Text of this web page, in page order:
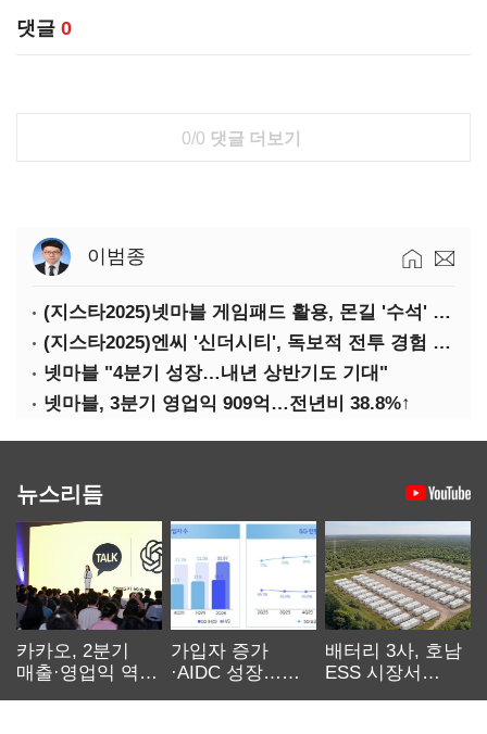
댓글 0
0/0 댓글 더보기
이범종
(지스타2025)넷마블 게임패드 활용, 몬길 '수석' 7대죄 '차석'
(지스타2025)엔씨 '신더시티', 독보적 전투 경험 필요
넷마블 "4분기 성장…내년 상반기도 기대"
넷마블, 3분기 영업익 909억…전년비 38.8%↑
뉴스리듬
카카오, 2분기
매출·영업익 역대
가입자 증가
·AIDC 성장…
배터리 3사, 호남
ESS 시장서